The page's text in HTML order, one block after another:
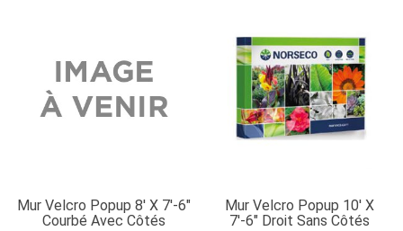
Mur Velcro Popup 8′ X 7′-6″
Courbé Avec Côtés
Mur Velcro Popup 10′ X
7′-6″ Droit Sans Côtés